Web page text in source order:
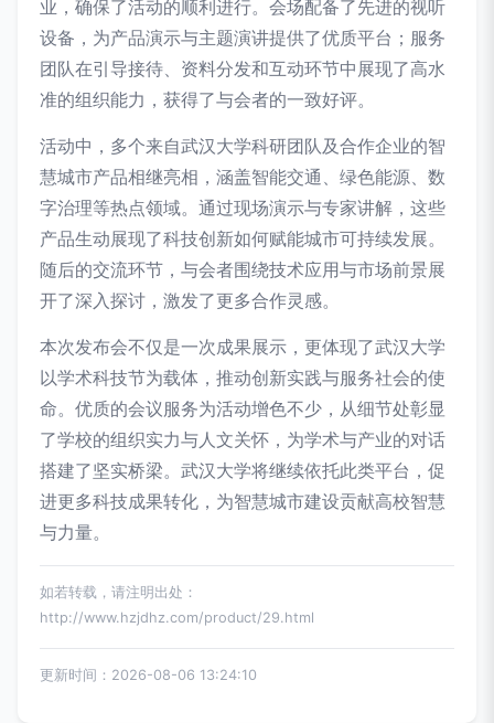
业，确保了活动的顺利进行。会场配备了先进的视听
设备，为产品演示与主题演讲提供了优质平台；服务
团队在引导接待、资料分发和互动环节中展现了高水
准的组织能力，获得了与会者的一致好评。
活动中，多个来自武汉大学科研团队及合作企业的智
慧城市产品相继亮相，涵盖智能交通、绿色能源、数
字治理等热点领域。通过现场演示与专家讲解，这些
产品生动展现了科技创新如何赋能城市可持续发展。
随后的交流环节，与会者围绕技术应用与市场前景展
开了深入探讨，激发了更多合作灵感。
本次发布会不仅是一次成果展示，更体现了武汉大学
以学术科技节为载体，推动创新实践与服务社会的使
命。优质的会议服务为活动增色不少，从细节处彰显
了学校的组织实力与人文关怀，为学术与产业的对话
搭建了坚实桥梁。武汉大学将继续依托此类平台，促
进更多科技成果转化，为智慧城市建设贡献高校智慧
与力量。
如若转载，请注明出处：
http://www.hzjdhz.com/product/29.html
更新时间：2026-08-06 13:24:10